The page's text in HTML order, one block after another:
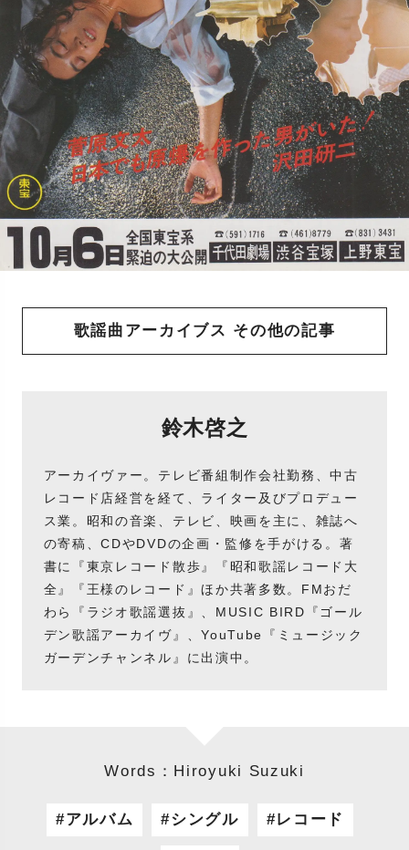
歌謡曲アーカイブス その他の記事
鈴木啓之
アーカイヴァー。テレビ番組制作会社勤務、中古
レコード店経営を経て、ライター及びプロデュー
ス業。昭和の音楽、テレビ、映画を主に、雑誌へ
の寄稿、CDやDVDの企画・監修を手がける。著
書に『東京レコード散歩』『昭和歌謡レコード大
全』『王様のレコード』ほか共著多数。FMおだ
わら『ラジオ歌謡選抜』、MUSIC BIRD『ゴール
デン歌謡アーカイヴ』、YouTube『ミュージック
ガーデンチャンネル』に出演中。
Words：Hiroyuki Suzuki
アルバム シングル レコード